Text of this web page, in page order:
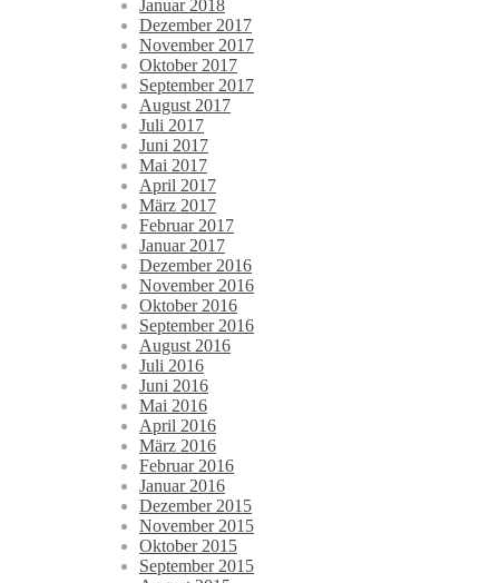
Januar 2018
Dezember 2017
November 2017
Oktober 2017
September 2017
August 2017
Juli 2017
Juni 2017
Mai 2017
April 2017
März 2017
Februar 2017
Januar 2017
Dezember 2016
November 2016
Oktober 2016
September 2016
August 2016
Juli 2016
Juni 2016
Mai 2016
April 2016
März 2016
Februar 2016
Januar 2016
Dezember 2015
November 2015
Oktober 2015
September 2015